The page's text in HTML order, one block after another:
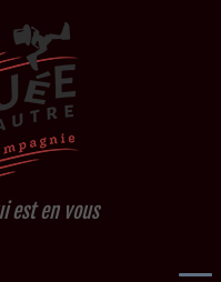
est en vous